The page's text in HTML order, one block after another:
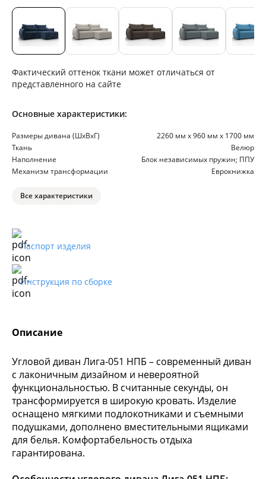
Описание
Угловой диван Лига-051 НПБ – современный диван
с лаконичным дизайном и невероятной
функциональностью. В считанные секунды, он
трансформируется в широкую кровать. Изделие
оснащено мягкими подлокотниками и съемными
подушками, дополнено вместительными ящиками
для белья. Комфортабельность отдыха
гарантирована.
Фактический оттенок ткани может отличаться от
представленного на сайте
Основные характеристики:
Размеры дивана (ШхВхГ)
2260 мм х 960 мм х 1700 мм
Ткань
Велюр
Наполнение
Блок независимых пружин; ППУ
Механизм трансформации
Еврокнижка
Все характеристики
Паспорт изделия
Инструкция по сборке